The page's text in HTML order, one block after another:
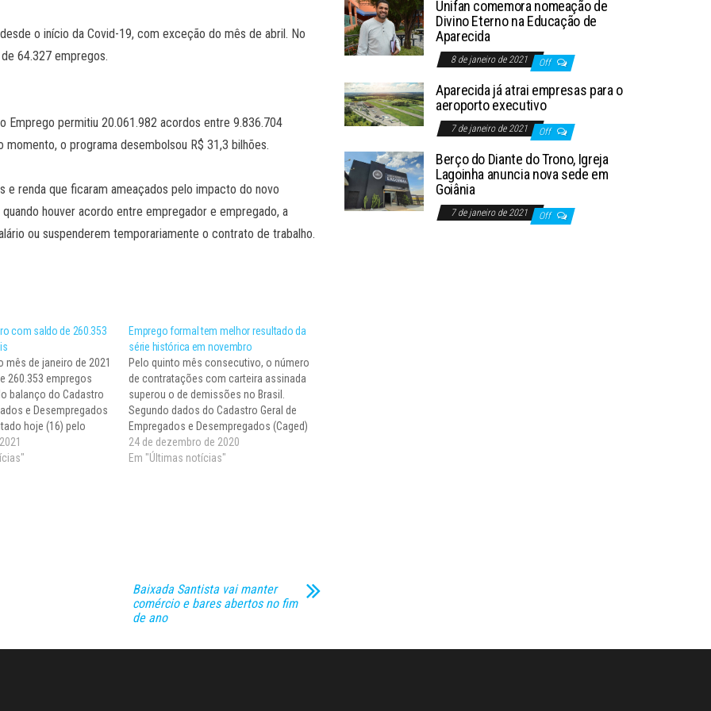
o início da Covid-19, com exceção do mês de abril. No
64.327 empregos.
Emprego permitiu 20.061.982 acordos entre 9.836.704
o programa desembolsou R$ 31,3 bilhões.
renda que ficaram ameaçados pelo impacto do novo
houver acordo entre empregador e empregado, a
ou suspenderem temporariamente o contrato de trabalho.
com saldo de 260.353
mês de janeiro de 2021
260.353 empregos
balanço do Cadastro
e Desempregados
hoje (16) pelo
O saldo é o
para o mês de
Emprego formal tem melhor resultado da
série histórica em novembro
Pelo quinto mês consecutivo, o número
de contratações com carteira assinada
superou o de demissões no Brasil.
Segundo dados do Cadastro Geral de
Empregados e Desempregados (Caged)
divulgados nesta quarta-feira (23) , o
país criou 414.556 vagas de emprego em
24 de dezembro de 2020
Em "Últimas notícias"
Baixada Santista vai manter
comércio e bares abertos no fim
de ano
Unifan comemora nomeação de
Divino Eterno na Educação de
Aparecida
8 de janeiro de 2021 Off
Aparecida já atrai empresas para o
aeroporto executivo
7 de janeiro de 2021 Off
Berço do Diante do Trono, Igreja
Lagoinha anuncia nova sede em
Goiânia
7 de janeiro de 2021 Off